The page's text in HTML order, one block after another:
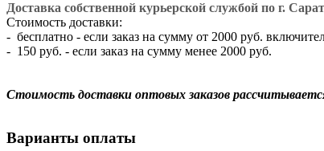
Доставка собственной курьерской службой по г.
Стоимость доставки:
- бесплатно - если заказ на сумму от 2000 руб.
- 150 руб. - если заказ на сумму менее 2000 руб.
Стоимость доставки оптовых заказов
Варианты оплаты